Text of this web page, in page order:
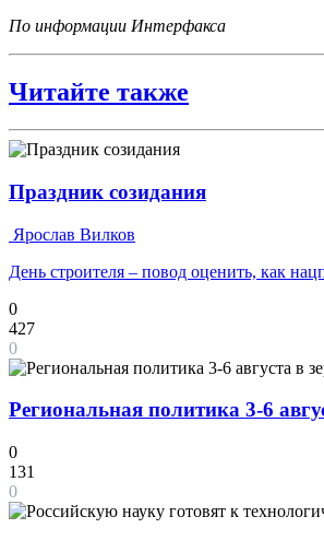
По информации Интерфакса
Читайте также
Праздник созидания
Ярослав Вилков
День строителя – повод оценить, как
0
427
0
Региональная политика 3-6
0
131
0